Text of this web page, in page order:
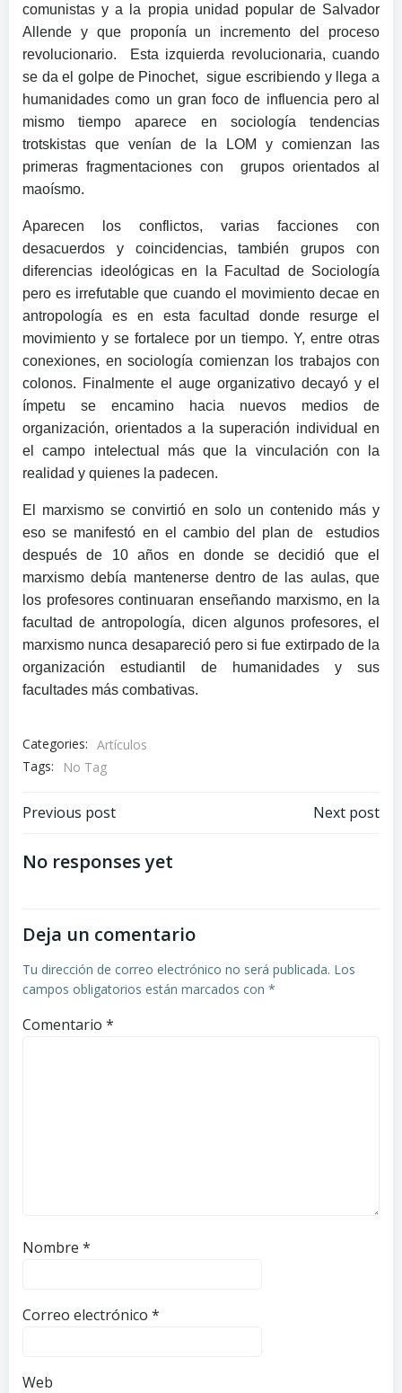
comunistas y a la propia unidad popular de Salvador
Allende y que proponía un incremento del proceso
revolucionario. Esta izquierda revolucionaria, cuando
se da el golpe de Pinochet, sigue escribiendo y llega a
humanidades como un gran foco de influencia pero al
mismo tiempo aparece en sociología tendencias
trotskistas que venían de la LOM y comienzan las
primeras fragmentaciones con grupos orientados al
maoísmo.
Aparecen los conflictos, varias facciones con
desacuerdos y coincidencias, también grupos con
diferencias ideológicas en la Facultad de Sociología
pero es irrefutable que cuando el movimiento decae en
antropología es en esta facultad donde resurge el
movimiento y se fortalece por un tiempo. Y, entre otras
conexiones, en sociología comienzan los trabajos con
colonos. Finalmente el auge organizativo decayó y el
ímpetu se encamino hacia nuevos medios de
organización, orientados a la superación individual en
el campo intelectual más que la vinculación con la
realidad y quienes la padecen.
El marxismo se convirtió en solo un contenido más y
eso se manifestó en el cambio del plan de estudios
después de 10 años en donde se decidió que el
marxismo debía mantenerse dentro de las aulas, que
los profesores continuaran enseñando marxismo, en la
facultad de antropología, dicen algunos profesores, el
marxismo nunca desapareció pero si fue extirpado de la
organización estudiantil de humanidades y sus
facultades más combativas.
Categories: Artículos
Tags:
No Tag
Navegación
de
Previous post
Navegación
Next post
No responses yet
Deja un comentario
Tu dirección de correo electrónico no será publicada. Los
campos obligatorios están marcados con *
Comentario *
Nombre *
Correo electrónico *
Web